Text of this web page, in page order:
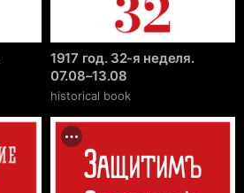
1917 год. 32-я неделя.
07.08–13.08
historical book